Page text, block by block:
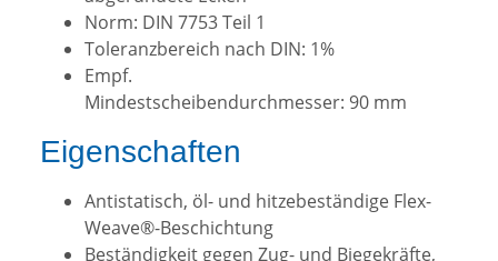
Norm: DIN 7753 Teil 1
Toleranzbereich nach DIN: 1%
Empf.
Mindestscheibendurchmesser: 90 mm
Eigenschaften
Antistatisch, öl- und hitzebeständige Flex-
Weave®-Beschichtung
Beständigkeit gegen Zug- und Biegekräfte,